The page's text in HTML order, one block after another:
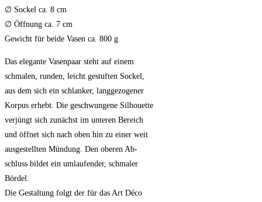
∅ Sockel ca. 8 cm
∅ Öffnung ca. 7 cm
Gewicht für beide Vasen ca. 800 g
Das elegante Vasenpaar steht auf einem
schmalen, runden, leicht gestuften Sockel,
aus dem sich ein schlanker, langgezogener
Korpus erhebt. Die geschwungene Silhouette
verjüngt sich zunächst im unteren Bereich
und öffnet sich nach oben hin zu einer weit
ausgestellten Mündung. Den oberen Ab-
schluss bildet ein umlaufender, schmaler
Bördel.
Die Gestaltung folgt der für das Art Déco